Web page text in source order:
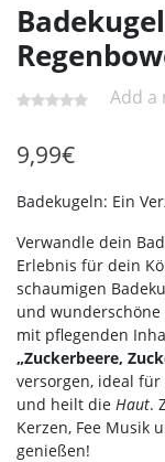
Add a
9,99€
Badekugeln: Ein
Verwandle dein
Erlebnis für dein
schaumigen
und
mit pflegenden
„Zuckerbeere,
versorgen, ideal
und heilt die Haut.
Kerzen, Fee Musik
genießen!